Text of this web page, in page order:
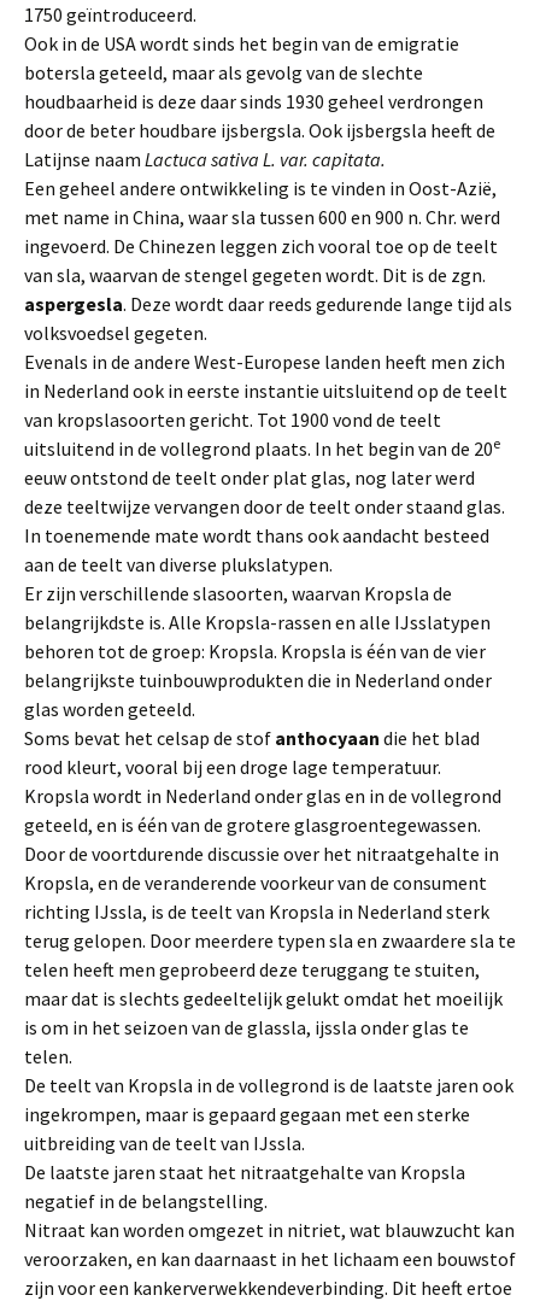
1750 geïntroduceerd.
Ook in de USA wordt sinds het begin van de emigratie
botersla geteeld, maar als gevolg van de slechte
houdbaarheid is deze daar sinds 1930 geheel verdrongen
door de beter houdbare ijsbergsla. Ook ijsbergsla heeft de
Latijnse naam Lactuca sativa L. var. capitata.
Een geheel andere ontwikkeling is te vinden in Oost-Azië,
met name in China, waar sla tussen 600 en 900 n. Chr. werd
ingevoerd. De Chinezen leggen zich vooral toe op de teelt
van sla, waarvan de stengel gegeten wordt. Dit is de zgn.
aspergesla. Deze wordt daar reeds gedurende lange tijd als
volksvoedsel gegeten.
Evenals in de andere West-Europese landen heeft men zich
in Nederland ook in eerste instantie uitsluitend op de teelt
van kropslasoorten gericht. Tot 1900 vond de teelt
uitsluitend in de vollegrond plaats. In het begin van de 20e
eeuw ontstond de teelt onder plat glas, nog later werd
deze teeltwijze vervangen door de teelt onder staand glas.
In toenemende mate wordt thans ook aandacht besteed
aan de teelt van diverse plukslatypen.
Er zijn verschillende slasoorten, waarvan Kropsla de
belangrijkdste is. Alle Kropsla-rassen en alle IJsslatypen
behoren tot de groep: Kropsla. Kropsla is één van de vier
belangrijkste tuinbouwprodukten die in Nederland onder
glas wor­den geteeld.
Soms bevat het celsap de stof anthocyaan die het blad
rood kleurt, vooral bij een droge lage temperatuur.
Kropsla wordt in Nederland onder glas en in de vollegrond
geteeld, en is één van de grotere glasgroentegewassen.
Door de voortdurende discussie over het nitraatgehalte in
Kropsla, en de veran­derende voorkeur van de consument
richting IJssla, is de teelt van Kropsla in Nederland sterk
terug gelopen. Door meerdere typen sla en zwaardere sla te
telen heeft men geprobeerd deze teruggang te stuiten,
maar dat is slechts gedeel­telijk gelukt omdat het moeilijk
is om in het seizoen van de glassla, ijssla onder glas te
telen.
De teelt van Kropsla in de vollegrond is de laatste jaren ook
ingekrompen, maar is gepaard gegaan met een sterke
uitbreiding van de teelt van IJssla.
De laatste jaren staat het nitraatgehalte van Kropsla
negatief in de belangstel­ling.
Nitraat kan worden omgezet in nitriet, wat blauwzucht kan
veroorzaken, en kan daarnaast in het lichaam een bouwstof
zijn voor een kankerverwekkendeverbin­ding. Dit heeft ertoe